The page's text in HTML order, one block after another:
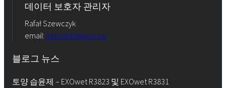
데이터 보호자 관리자
Rafał Szewczyk
email: iod.rokita@pcc.eu
블로그 뉴스
토양 습윤제 – EXOwet R3823 및 EXOwet R3831